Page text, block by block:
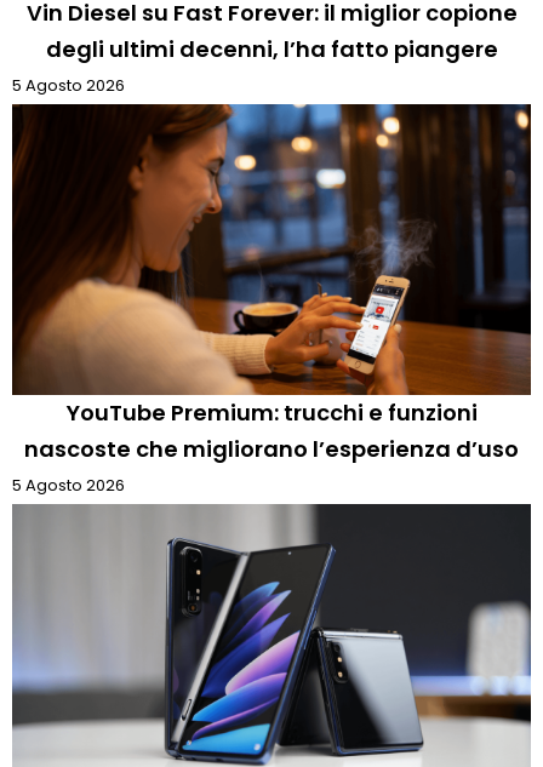
Vin Diesel su Fast Forever: il miglior copione
degli ultimi decenni, l’ha fatto piangere
5 Agosto 2026
YouTube Premium: trucchi e funzioni
nascoste che migliorano l’esperienza d’uso
5 Agosto 2026